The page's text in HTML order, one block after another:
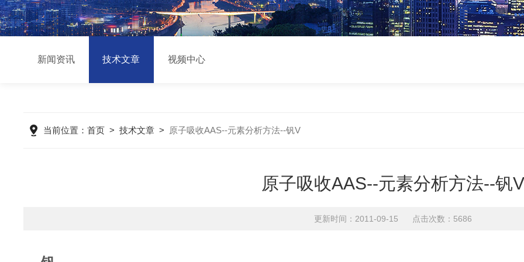
新闻资讯 技术文章 视频中心
当前位置：首页 >技术文章 > 原子吸收AAS--元素分析方法--钒V
原子吸收AAS--元素分析方法--钒V
更新时间：2011-09-15 点击次数：5686